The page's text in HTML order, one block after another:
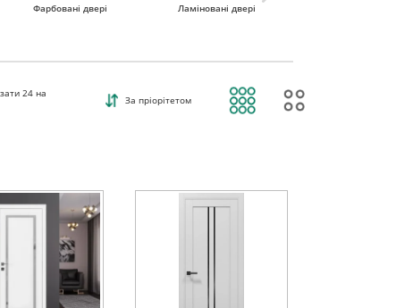
Фарбовані двері Ламіновані двері
24на
За пріорітетом